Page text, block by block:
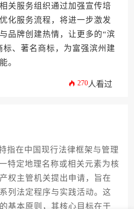
关服务组织通过加强宣传培
化服务流程，将进一步激发
品牌创建热情，让更多的“滨
标、著名商标，为富强滨州建
。
270人看过
指在中国现行法律框架与管理
特定地理名称或相关元素为核
权主管机关提出申请，旨在
列法定程序与实践活动。这
基本原则，其核心目标在于